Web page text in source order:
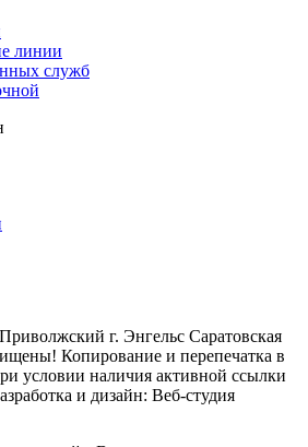
линии
служб
г. Энгельс Саратовская
Копирование и перепечатка в
условии наличия активной ссылки
и дизайн: Веб-студия